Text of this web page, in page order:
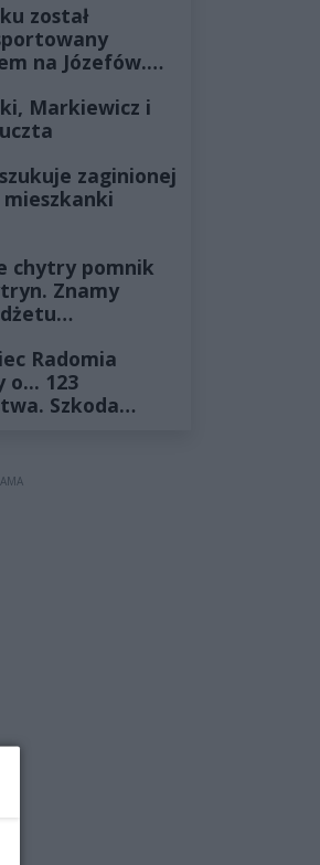
został
na Józefów.
Markiewicz i
zaginionej
chytry pomnik
Znamy
Radomia
o... 123
Szkoda